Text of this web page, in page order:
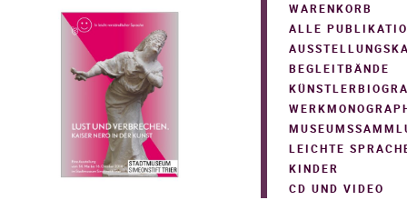
WARENKORB
ALLE
BEGLEITBÄNDE
LEICHTE
KINDER
CD UND VIDEO